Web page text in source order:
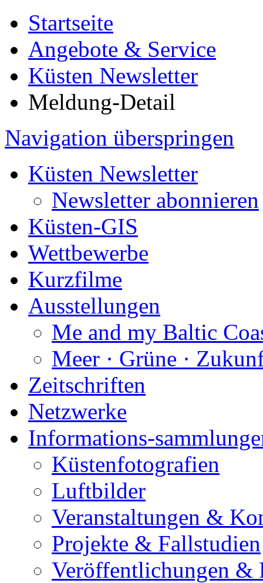
Startseite
Angebote & Service
Küsten Newsletter
Meldung-Detail
Navigation überspringen
Küsten Newsletter
Newsletter abonnieren
Küsten-GIS
Wettbewerbe
Kurzfilme
Ausstellungen
Me and my Baltic
Meer · Grüne ·
Zeitschriften
Netzwerke
Informations-
Küstenfotografien
Luftbilder
Veranstaltungen &
Projekte & Fallstudien
Veröffentlichungen &